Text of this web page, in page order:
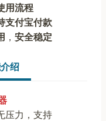
用流程
支付宝付款
， 安全稳定
绍
压力，支持